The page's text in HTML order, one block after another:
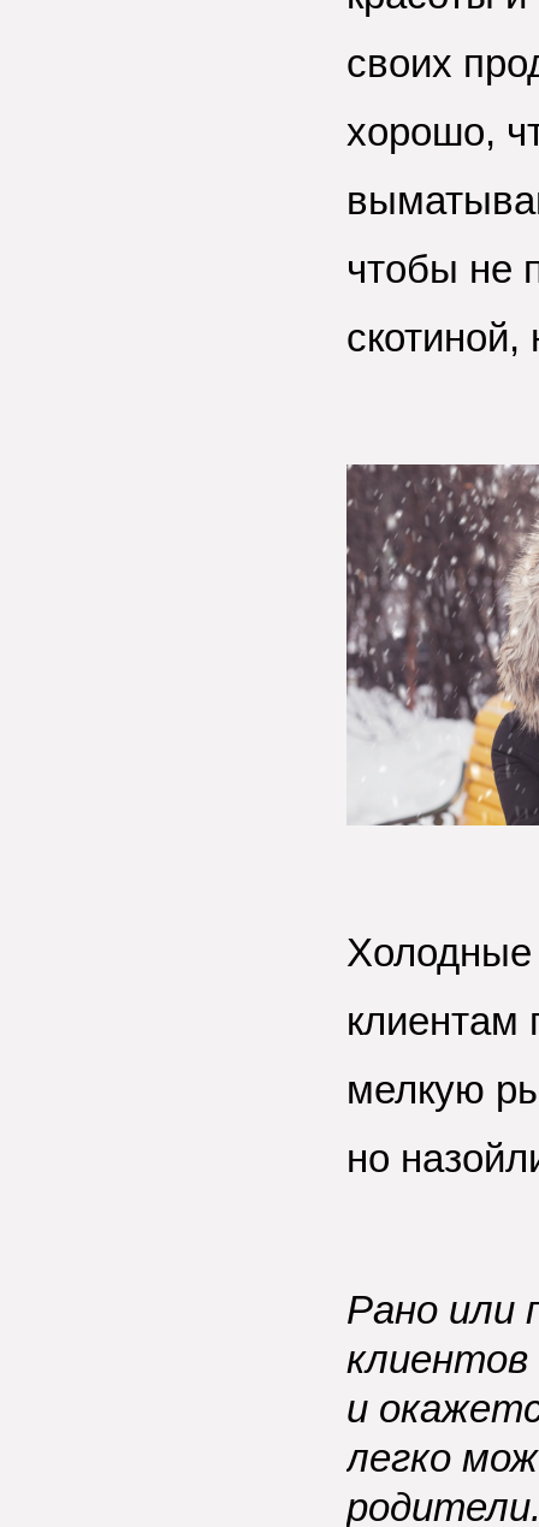
своих
хорошо,
чтобы не
Холодные
клиентам
мелкую
но
Рано или
клиентов
и
легко